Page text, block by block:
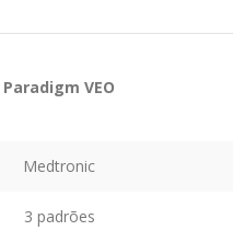
Paradigm VEO
Medtronic
3 padrões